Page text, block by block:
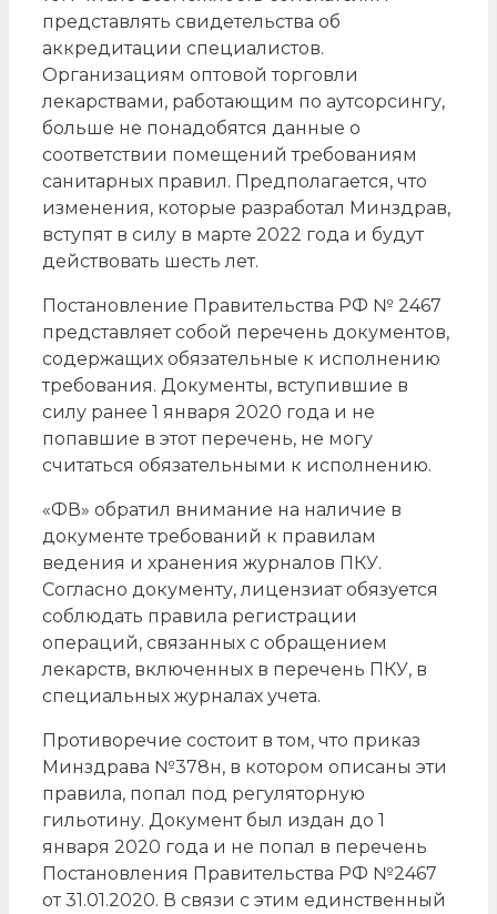
представлять свидетельства об
аккредитации специалистов.
Организациям оптовой торговли
лекарствами, работающим по аутсорсингу,
больше не понадобятся данные о
соответствии помещений требованиям
санитарных правил. Предполагается, что
изменения, которые разработал Минздрав,
вступят в силу в марте 2022 года и будут
действовать шесть лет.
Постановление Правительства РФ № 2467
представляет собой перечень документов,
содержащих обязательные к исполнению
требования. Документы, вступившие в
силу ранее 1 января 2020 года и не
попавшие в этот перечень, не могу
считаться обязательными к исполнению.
«ФВ» обратил внимание на наличие в
документе требований к правилам
ведения и хранения журналов ПКУ.
Согласно документу, лицензиат обязуется
соблюдать правила регистрации
операций, связанных с обращением
лекарств, включенных в перечень ПКУ, в
специальных журналах учета.
Противоречие состоит в том, что приказ
Минздрава №378н, в котором описаны эти
правила, попал под регуляторную
гильотину. Документ был издан до 1
января 2020 года и не попал в перечень
Постановления Правительства РФ №2467
от 31.01.2020. В связи с этим единственный